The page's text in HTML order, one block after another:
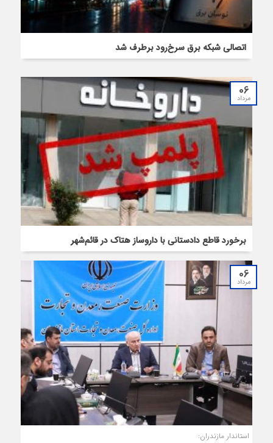
اتصالی شبکه برق سرخ‌رود برطرف شد
06
مرداد
برخورد قاطع دادستانی با داروساز هتاک در قائم‌شهر
06
مرداد
استاندار مازندران: